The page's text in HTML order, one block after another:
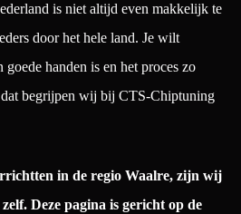
is niet altijd even makkelijk te
door het hele land. Je wilt
handen is en het proces zo
begrijpen wij bij CTS-Chiptuning
in de regio Waalre, zijn wij
Deze pagina is gericht op de